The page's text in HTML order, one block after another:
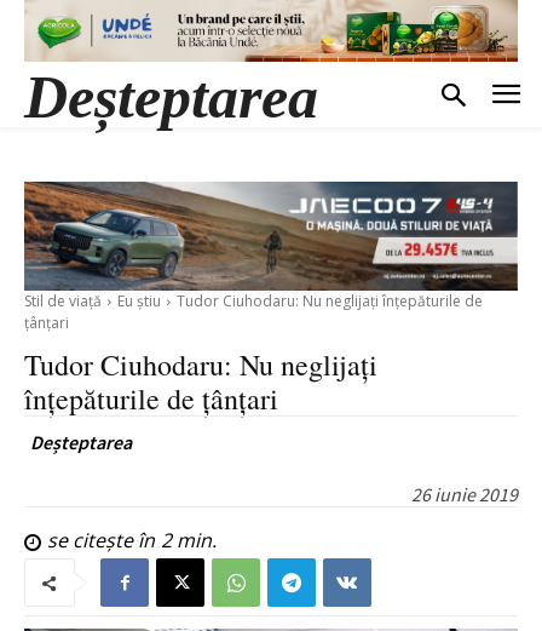
Deșteptarea
Stil de viață Eu știu
Tudor Ciuhodaru: Nu neglijați înțepăturile de
țânțari
Tudor Ciuhodaru: Nu neglijați
înțepăturile de țânțari
Deșteptarea
26 iunie 2019
se citește în 2min.